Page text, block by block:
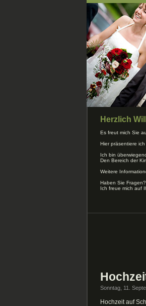
Herzlich
Es freut mich Sie
Hier präsentiere
Ich bin
Den Bereich der
Weitere
Haben Sie Fragen?
Ich freue mich auf
Sonntag, 11.
Hochzeit auf